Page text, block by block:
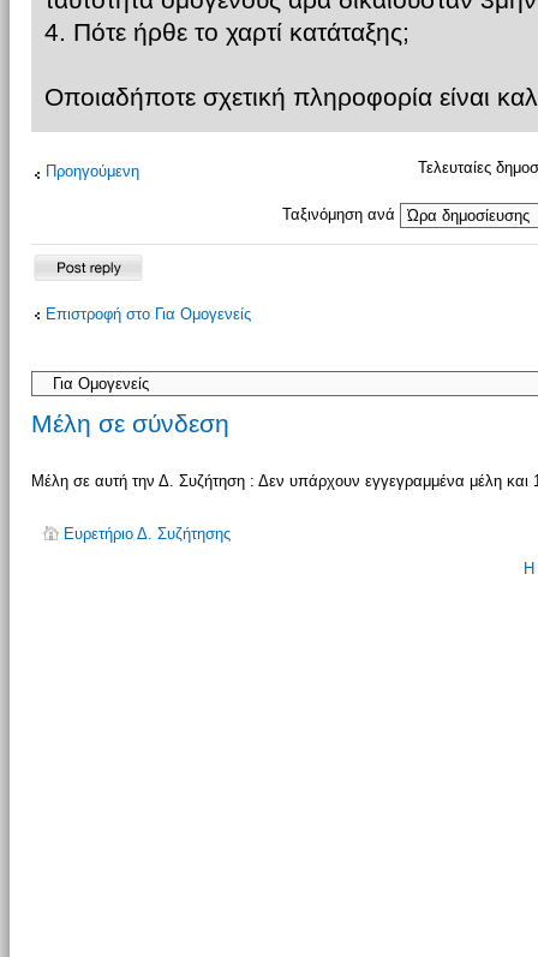
4. Πότε ήρθε το χαρτί κατάταξης;
Οποιαδήποτε σχετική πληροφορία είναι
Προηγούμενη Τελευταίες
Ταξινόμηση ανά
Δημιουργία
απάντησης
Επιστροφή στο Για Ομογενείς
Μέλη σε σύνδεση
Μέλη σε αυτή την Δ. Συζήτηση : Δεν υπάρχουν εγγεγραμμένα μέλη και
Ευρετήριο Δ. Συζήτησης
Η